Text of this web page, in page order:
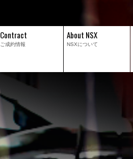
Contract
ご成約情報
About NSX
NSXについて